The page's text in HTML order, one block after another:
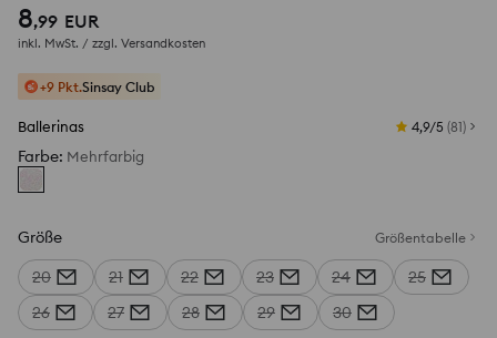
8,99 EUR
inkl. MwSt. / zzgl. Versandkosten
+9 Pkt.Sinsay Club
Ballerinas 4,9/5 (81)
Farbe: Mehrfarbig
Größe Größentabelle
20 21 22 23 24
25
26
27 28 29 30